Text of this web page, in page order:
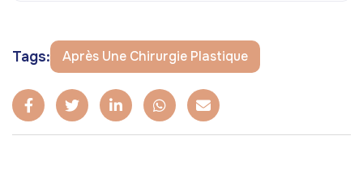
Tags: Après Une Chirurgie Plastique